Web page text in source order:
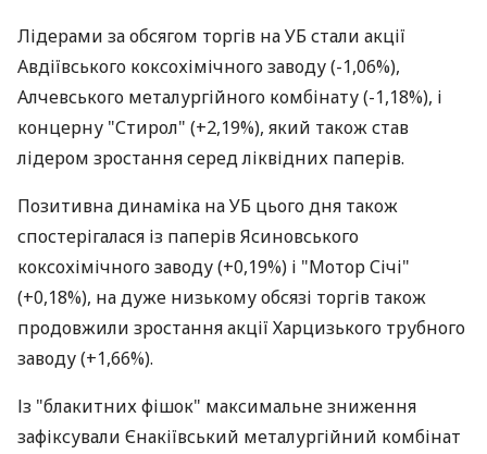
Лідерами за обсягом торгів на УБ стали акції
Авдіївського коксохімічного заводу (-1,06%),
Алчевського металургійного комбінату (-1,18%), і
концерну "Стирол" (+2,19%), який також став
лідером зростання серед ліквідних паперів.
Позитивна динаміка на УБ цього дня також
спостерігалася із паперів Ясиновського
коксохімічного заводу (+0,19%) і "Мотор Січі"
(+0,18%), на дуже низькому обсязі торгів також
продовжили зростання акції Харцизького трубного
заводу (+1,66%).
Із "блакитних фішок" максимальне зниження
зафіксували Єнакіївський металургійний комбінат